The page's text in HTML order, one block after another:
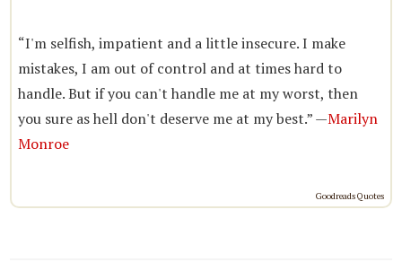
“I'm selfish, impatient and a little insecure. I make
mistakes, I am out of control and at times hard to
handle. But if you can't handle me at my worst, then
you sure as hell don't deserve me at my best.” —Marilyn
Monroe
Goodreads Quotes